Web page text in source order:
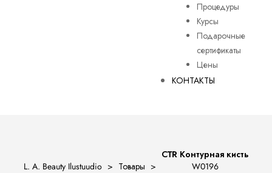
Процедуры
Курсы
Подарочные
сертификаты
Цены
КОНТАКТЫ
L. A. Beauty Ilustuudio > Товары >
СTR Контурная кисть
W0196